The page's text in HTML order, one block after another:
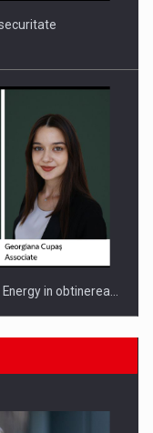
in obtinerea…